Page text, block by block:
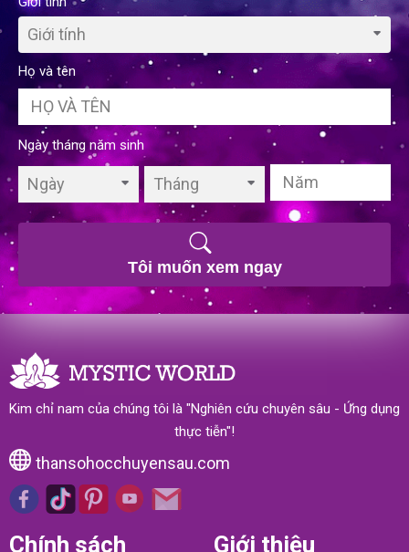
Giới tính
Họ và tên
Ngày tháng năm sinh
Ngày Tháng
Tôi muốn xem ngay
Kim chỉ nam của chúng tôi là "Nghiên cứu chuyên sâu - Ứng dụng
thực tiễn"!
thansohocchuyensau.com
Chính sách Giới thiệu